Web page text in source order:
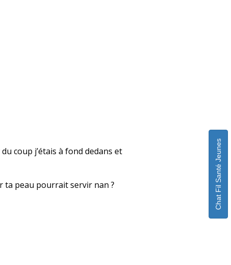
coup j’étais à fond dedans et
ta peau pourrait servir nan ?
Chat Fil Santé Jeunes